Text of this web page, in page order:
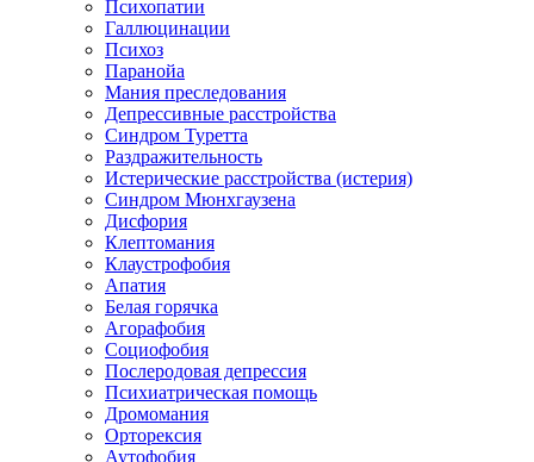
Психопатии
Галлюцинации
Психоз
Паранойа
Мания преследования
Депрессивные расстройства
Синдром Туретта
Раздражительность
Истерические расстройства (истерия)
Синдром Мюнхгаузена
Дисфория
Клептомания
Клаустрофобия
Апатия
Белая горячка
Агорафобия
Социофобия
Послеродовая депрессия
Психиатрическая помощь
Дромомания
Орторексия
Аутофобия